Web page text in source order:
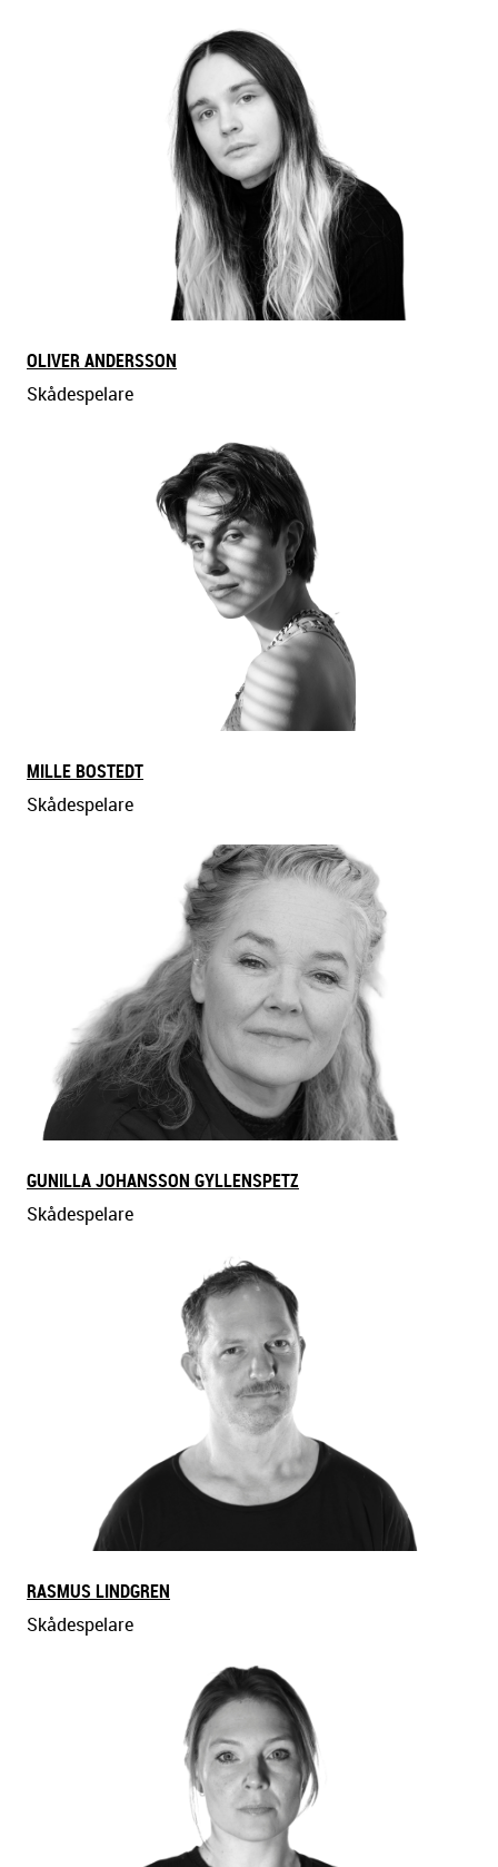
OLIVER ANDERSSON
Skådespelare
MILLE BOSTEDT
Skådespelare
GUNILLA JOHANSSON GYLLENSPETZ
Skådespelare
RASMUS LINDGREN
Skådespelare